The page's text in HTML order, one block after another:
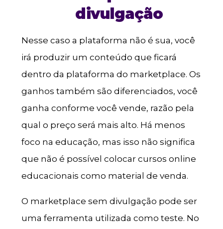
divulgação
Nesse caso a plataforma não é sua, você
irá produzir um conteúdo que ficará
dentro da plataforma do marketplace. Os
ganhos também são diferenciados, você
ganha conforme você vende, razão pela
qual o preço será mais alto. Há menos
foco na educação, mas isso não significa
que não é possível colocar cursos online
educacionais como material de venda.
O marketplace sem divulgação pode ser
uma ferramenta utilizada como teste. No